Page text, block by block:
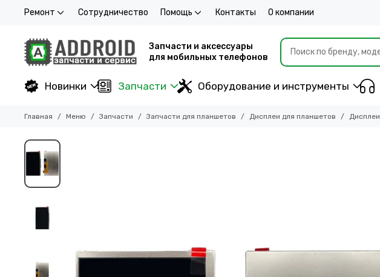
Ремонт Сотрудничество Помощь Контакты О компании
Запчасти и аксессуары
для мобильных телефонов
Новинки Запчасти Оборудование и инструменты
Главная Меню Запчасти Запчасти для планшетов Дисплеи для планшетов Дисплеи